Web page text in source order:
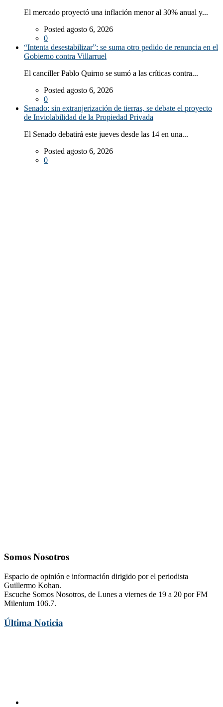
El mercado proyectó una inflación menor al 30% anual y...
Posted agosto 6, 2026
0
“Intenta desestabilizar”: se suma otro pedido de renuncia en el
Gobierno contra Villarruel
El canciller Pablo Quirno se sumó a las críticas contra...
Posted agosto 6, 2026
0
Senado: sin extranjerización de tierras, se debate el proyecto
de Inviolabilidad de la Propiedad Privada
El Senado debatirá este jueves desde las 14 en una...
Posted agosto 6, 2026
0
Somos Nosotros
Espacio de opinión e información dirigido por el periodista
Guillermo Kohan.
Escuche Somos Nosotros, de Lunes a viernes de 19 a 20 por FM
Milenium 106.7.
Última Noticia